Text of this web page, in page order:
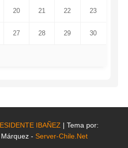
20 21 22 23
27 28 29 30
IBAÑEZ | Tema por:
- Server-Chile.Net